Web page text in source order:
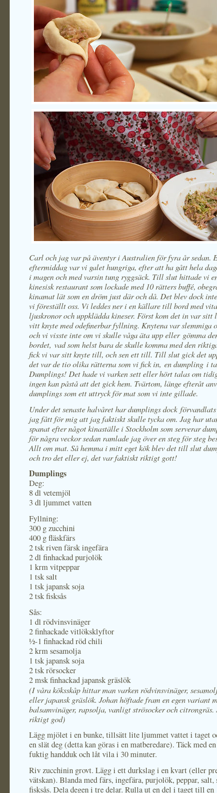
Carl och jag var på äventyr i Australien för fyra år sedan.
eftermiddag var vi galet hungriga, efter att ha gått hela
i magen och med varsin tung ryggsäck. Till slut hittade vi
kinesisk restaurant som lockade med 10 rätters buffé,
kinamat lät som en dröm just där och då. Det blev dock
vi föreställt oss. Vi leddes ner i en källare till bord med
ljuskronor och uppklädda kineser. Först kom det in var sitt
vitt knyte med odefinerbar fyllning. Knytena var slemmiga
och vi visste inte om vi skulle våga äta upp eller gömma
bordet, vad som helst bara de skulle komma med den
fick vi var sitt knyte till, och sen ett till. Till slut gick det
det var de tio olika rätterna som vi fick in, en dumpling i
Dumplings! Det hade vi varken sett eller hört talas om
ingen kan påstå att det gick hem. Tvärtom, länge efteråt
dumplings som ett uttryck för mat som vi inte gillade.
Under det senaste halvåret har dumplings dock
jag fått för mig att jag faktiskt skulle tycka om. Jag har
spanat efter något kinaställe i Stockholm som serverar
för några veckor sedan ramlade jag över en steg för steg
Allt om mat. Så hemma i mitt eget kök blev det till slut
och tro det eller ej, det var faktiskt riktigt gott!
Dumplings
Deg:
8 dl vetemjöl
3 dl ljummet vatten
Fyllning:
300 g zucchini
400 g fläskfärs
2 tsk riven färsk ingefära
2 dl finhackad purjolök
1 krm vitpeppar
1 tsk salt
1 tsk japansk soja
2 tsk fisksås
Sås:
1 dl rödvinsvinäger
2 finhackade vitlöksklyftor
½-1 finhackad röd chili
2 krm sesamolja
1 tsk japansk soja
2 tsk rörsocker
2 msk finhackad japansk gräslök
(I våra köksskåp hittar man varken rödvinsvinäger,
eller japansk gräslök. Johan höftade fram en egen variant
balsamvinäger, rapsolja, vanligt strösocker och citrongräs.
riktigt god)
Lägg mjölet i en bunke, tillsätt lite ljummet vattet i taget
en slät deg (detta kan göras i en matberedare). Täck med
fuktig handduk och låt vila i 30 minuter.
Riv zucchinin grovt. Lägg i ett durkslag i en kvart (eller
vätskan). Blanda med färs, ingefära, purjolök, peppar, salt,
fisksås. Dela degen i tre delar. Rulla ut en del i taget till en